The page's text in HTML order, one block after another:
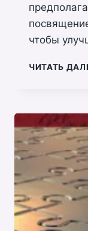
чтобы
ЧИТАТЬ